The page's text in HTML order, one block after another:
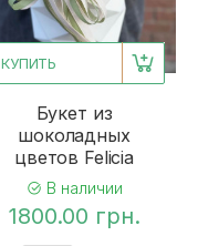
КУПИТЬ
Букет из
шоколадных
цветов Felicia
В наличии
1800.00 грн.